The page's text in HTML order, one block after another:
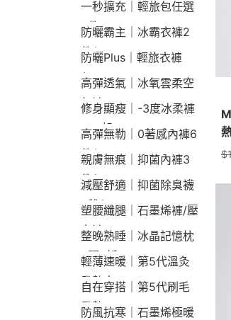
一秒擴充｜輕旅包任選
2件2190
防曬霸主｜冰霸衣褲2
件$1790
防曬Plus｜輕旅衣褲
$2190
高彈透氣｜冰氧雲柔空
氣褲
修身顯瘦｜-3度冰柔褲
790起
高彈無勒｜0著感內褲6
件$1290
親膚無痕｜抑菌內褲3
件$790
減壓舒適｜抑菌除臭襪
3雙$660
塑腰纖腿｜石墨烯褲/壓
力褲
整晚熟睡｜冰晶記憶枕
2顆9折
輕薄速暖｜第5代溫灸
發熱衣
自在穿搭｜第5代刷毛
發熱Bra T
防風抗寒｜石墨烯極暖
$